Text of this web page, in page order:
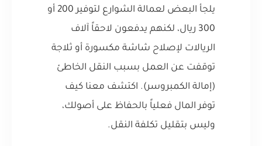
يلجأ البعض لعمالة الشوارع لتوفير 200 أو
300 ريال، لكنهم يدفعون لاحقاً آلاف
الريالات لإصلاح شاشة مكسورة أو ثلاجة
توقفت عن العمل بسبب النقل الخاطئ
(إمالة الكمبروسر). اكتشف معنا كيف
توفر المال فعلياً بالحفاظ على أصولك،
وليس بتقليل تكلفة النقل.